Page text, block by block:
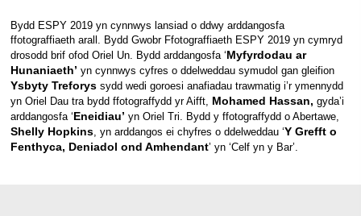
Bydd ESPY 2019 yn cynnwys lansiad o ddwy arddangosfa
ffotograffiaeth arall. Bydd Gwobr Ffotograffiaeth ESPY 2019 yn cymryd
drosodd brif ofod Oriel Un. Bydd arddangosfa ‘Myfyrdodau ar
Hunaniaeth’ yn cynnwys cyfres o ddelweddau symudol gan gleifion
Ysbyty Treforys sydd wedi goroesi anafiadau trawmatig i’r ymennydd
yn Oriel Dau tra bydd ffotograffydd yr Aifft, Mohamed Hassan, gyda’i
arddangosfa ‘Eneidiau’ yn Oriel Tri. Bydd y ffotograffydd o Abertawe,
Shelly Hopkins , yn arddangos ei chyfres o ddelweddau ‘Y Grefft o
Fenthyca, Deniadol ond Amhendant’ yn ‘Celf yn y Bar’.